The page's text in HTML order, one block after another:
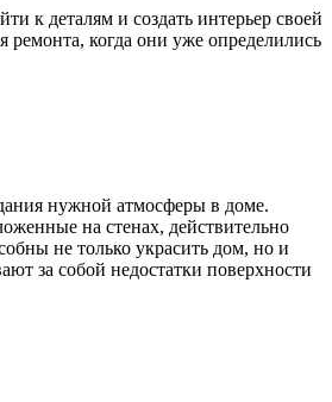
к деталям и создать интерьер своей
когда они уже определились
нужной атмосферы в доме.
на стенах, действительно
не только украсить дом, но и
за собой недостатки поверхности